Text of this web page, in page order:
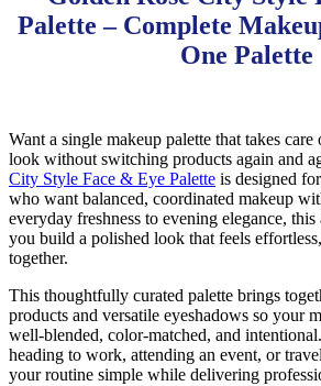
Palette – Complete
One Palette
Want a single makeup palette that takes
look without switching products again and
City Style Face & Eye Palette is designed
who want balanced, coordinated makeup
everyday freshness to evening elegance,
you build a polished look that feels
together.
This thoughtfully curated palette brings
products and versatile eyeshadows so your
well-blended, color-matched, and
heading to work, attending an event, or
your routine simple while delivering